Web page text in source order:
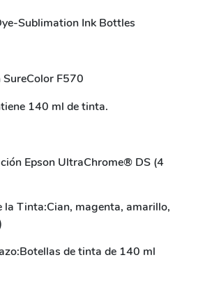
Sublimation Ink Bottles
SureColor F570
140 ml de tinta.
Epson UltraChrome® DS (4
la Tinta:Cian, magenta, amarillo,
de tinta de 140 ml